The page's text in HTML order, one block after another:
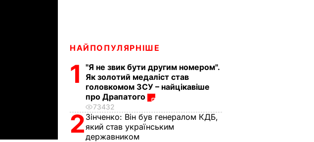
НАЙПОПУЛЯРНІШЕ
1
"Я не звик бути другим номером".
Як золотий медаліст став
головкомом ЗСУ – найцікавіше
про Драпатого
73432
2 Зінченко: Він був генералом КДБ,
який став українським
державником